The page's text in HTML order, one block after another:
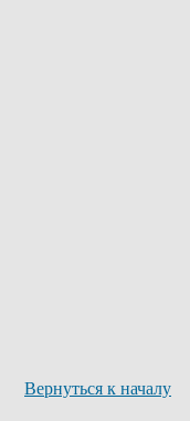
Вернуться к началу